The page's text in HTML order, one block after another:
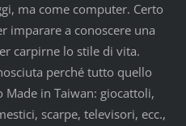
ma come computer. Certo
imparare a conoscere una
carpirne lo stile di vita.
perché tutto quello
in Taiwan: giocattoli,
scarpe, televisori, ecc.,